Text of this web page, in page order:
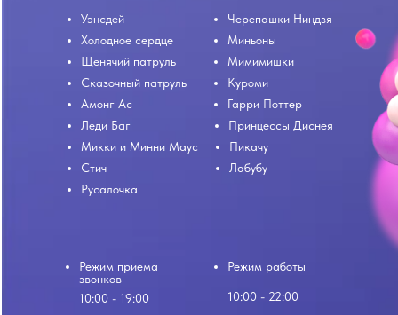
Уэнсдей
Холодное сердце
Щенячий патруль
Сказочный патруль
Амонг Ас
Стич
Черепашки Ниндзя
Миньоны
Мимимишки
Куроми
Гарри Поттер
Русалочка
Лабубу
Принцессы Диснея
Леди Баг
Микки и Минни Маус
Режим приема
звонков
10:00 - 19:00
Режим работы
10:00 - 22:00
Пикачу